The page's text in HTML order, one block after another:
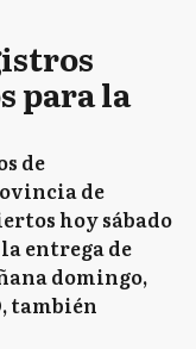
para la
de
de
hoy sábado
entrega de
domingo,
también